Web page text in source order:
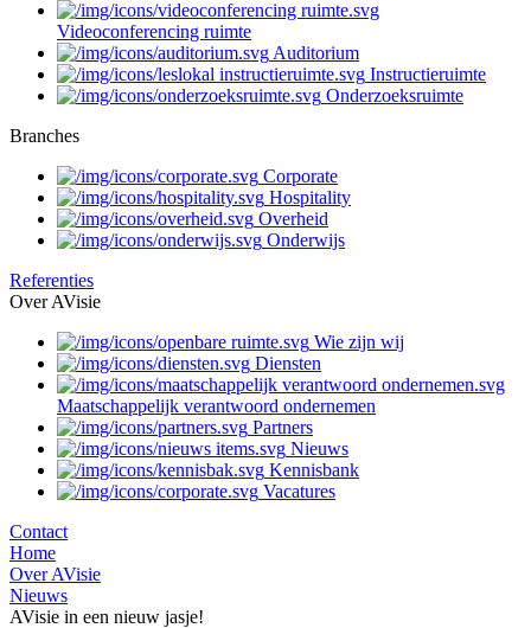
Videoconferencing ruimte
Auditorium
Instructieruimte
Onderzoeksruimte
Branches
Corporate
Hospitality
Overheid
Onderwijs
Referenties
Over AVisie
Wie zijn wij
Diensten
Maatschappelijk verantwoord ondernemen
Partners
Nieuws
Kennisbank
Vacatures
Contact
Home
Over AVisie
Nieuws
AVisie in een nieuw jasje!